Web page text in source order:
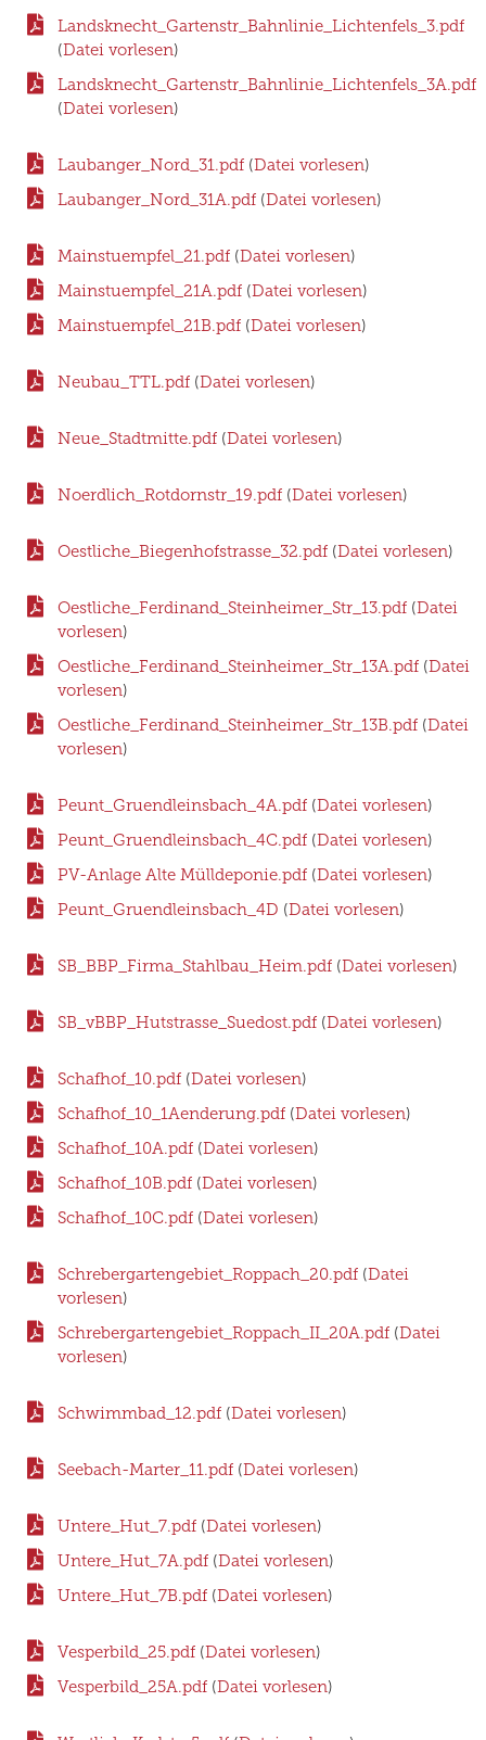
Landsknecht_Gartenstr_Bahnlinie_Lichtenfels_3.pdf
(Datei vorlesen)
Landsknecht_Gartenstr_Bahnlinie_Lichtenfels_3A.pdf
(Datei vorlesen)
Laubanger_Nord_31.pdf (Datei vorlesen)
Laubanger_Nord_31A.pdf (Datei vorlesen)
Mainstuempfel_21.pdf (Datei vorlesen)
Mainstuempfel_21A.pdf (Datei vorlesen)
Mainstuempfel_21B.pdf (Datei vorlesen)
Neubau_TTL.pdf (Datei vorlesen)
Neue_Stadtmitte.pdf (Datei vorlesen)
Noerdlich_Rotdornstr_19.pdf (Datei vorlesen)
Oestliche_Biegenhofstrasse_32.pdf (Datei vorlesen)
Oestliche_Ferdinand_Steinheimer_Str_13.pdf (Datei
vorlesen)
Oestliche_Ferdinand_Steinheimer_Str_13A.pdf (Datei
vorlesen)
Oestliche_Ferdinand_Steinheimer_Str_13B.pdf (Datei
vorlesen)
Peunt_Gruendleinsbach_4A.pdf (Datei vorlesen)
Peunt_Gruendleinsbach_4C.pdf (Datei vorlesen)
PV-Anlage Alte Mülldeponie.pdf (Datei vorlesen)
Peunt_Gruendleinsbach_4D (Datei vorlesen)
SB_BBP_Firma_Stahlbau_Heim.pdf (Datei vorlesen)
SB_vBBP_Hutstrasse_Suedost.pdf (Datei vorlesen)
Schafhof_10.pdf (Datei vorlesen)
Schafhof_10_1Aenderung.pdf (Datei vorlesen)
Schafhof_10A.pdf (Datei vorlesen)
Schafhof_10B.pdf (Datei vorlesen)
Schafhof_10C.pdf (Datei vorlesen)
Schrebergartengebiet_Roppach_20.pdf (Datei
vorlesen)
Schrebergartengebiet_Roppach_II_20A.pdf (Datei
vorlesen)
Schwimmbad_12.pdf (Datei vorlesen)
Seebach-Marter_11.pdf (Datei vorlesen)
Untere_Hut_7.pdf (Datei vorlesen)
Untere_Hut_7A.pdf (Datei vorlesen)
Untere_Hut_7B.pdf (Datei vorlesen)
Vesperbild_25.pdf (Datei vorlesen)
Vesperbild_25A.pdf (Datei vorlesen)